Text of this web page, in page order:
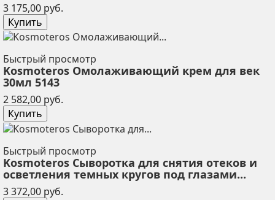
3 175,00 руб.
Купить
Быстрый просмотр
Kosmoteros Омолаживающий крем для век
30мл 5143
2 582,00 руб.
Купить
Быстрый просмотр
Kosmoteros Сыворотка для снятия отеков и
осветления темных кругов под глазами...
3 372,00 руб.